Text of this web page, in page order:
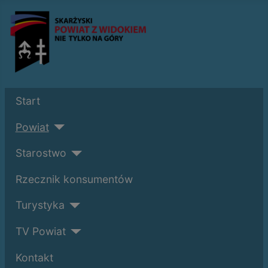
Start
Powiat
Starostwo
Rzecznik konsumentów
Turystyka
TV Powiat
Kontakt